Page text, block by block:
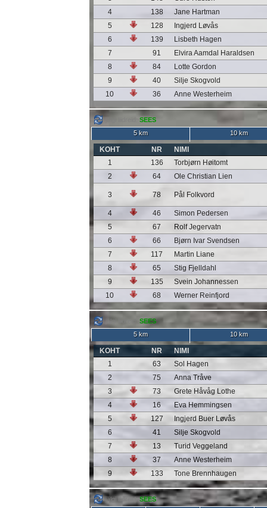
4
138
Jane Hartman
5
128
Ingjerd Løvås
6
139
Lisbeth Hagen
7
91
Elvira Aamdal Haraldsen
8
84
Lotte Gordon
9
40
Silje Skogvold
10
36 Anne Westerheim
SEES
5 km
10 km
KOHT NR
NIMI
1
136
Torbjørn Høitomt
2
64 Ole Christian Lien
3 78 Pål Folkvord
4 46
Simon Pedersen
5
67
Rolf Jegervatn
6
66
Bjørn Ivar Svendsen
7
117
Martin Liane
8
65
Stig Fjelldahl
9
135
Svein Johannessen
10
68 Werner Reinfjord
jälgi liidreid: SEES
5 km
10 km
KOHT NR
NIMI
1
63
Sol Hagen
2
75
Anna Tråve
3
73
Grete Håvåg Lothe
4
16
Eva Hemmingsen
5
127
Ingjerd Buer Løvås
6
41
Silje Skogvold
7
13
Turid Veggeland
8
37
Anne Westerheim
9
133 Tone Brennhaugen
jälgi liidreid:SEES